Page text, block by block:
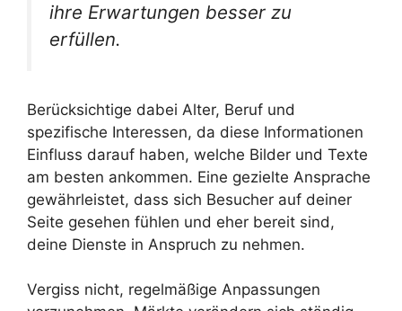
ihre Erwartungen besser zu
erfüllen.
Berücksichtige dabei Alter, Beruf und
spezifische Interessen, da diese Informationen
Einfluss darauf haben, welche Bilder und Texte
am besten ankommen. Eine gezielte Ansprache
gewährleistet, dass sich Besucher auf deiner
Seite gesehen fühlen und eher bereit sind,
deine Dienste in Anspruch zu nehmen.
Vergiss nicht, regelmäßige Anpassungen